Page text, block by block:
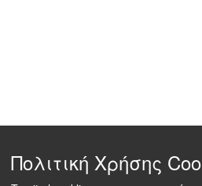
Πολιτική Χρήσης